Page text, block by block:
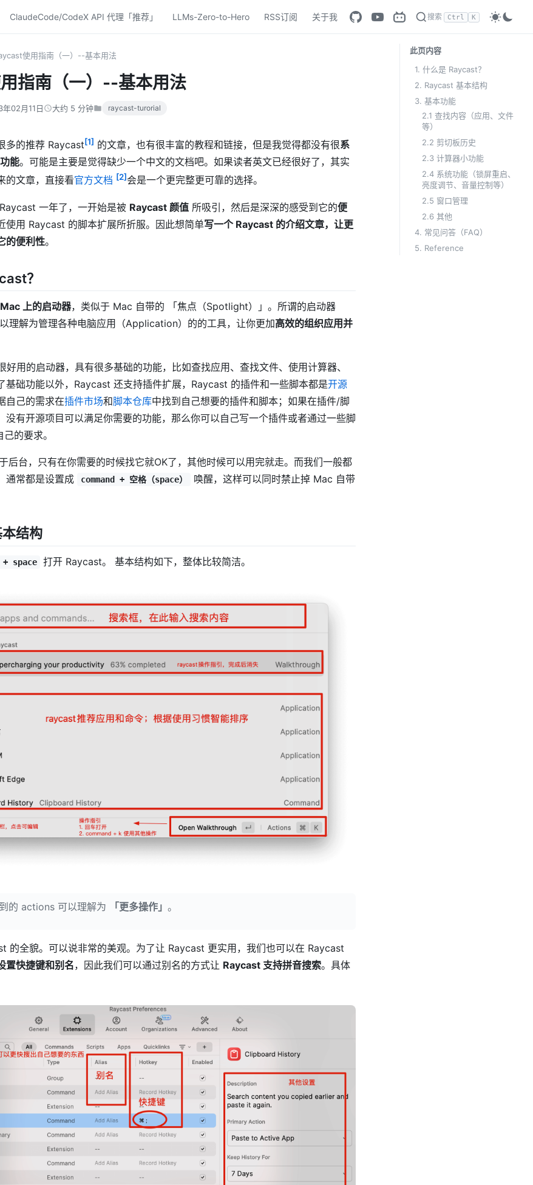
ClaudeCode/CodeX API 代理「推荐」 LLMs-Zero-to-Hero RSS订阅 关于我 搜索 Ctrl K
使用指南（一）--基本用法
指南（一）--基本用法
02月11日 大约 5 分钟 raycast-turorial
多的推荐 Raycast[1] 的文章，也有很丰富的教程和链接，但是我觉得都没有很系
能。可能是主要是觉得缺少一个中文的文档吧。如果读者英文已经很好了，其实
的文章，直接看官方文档 [2]会是一个更完整更可靠的选择。
一年了，一开始是被 Raycast 颜值 所吸引，然后是深深的感受到它的便
使用 Raycast 的脚本扩展所折服。因此想简单写一个 Raycast 的介绍文章，让更
的便利性。
？
Mac 上的启动器，类似于 Mac 自带的 「焦点（Spotlight）」。所谓的启动器
以理解为管理各种电脑应用（Application）的的工具，让你更加高效的组织应用并
好用的启动器，具有很多基础的功能，比如查找应用、查找文件、使用计算器、
基础功能以外，Raycast 还支持插件扩展，Raycast 的插件和一些脚本都是开源
自己的需求在插件市场和脚本仓库中找到自己想要的插件和脚本；如果在插件/脚
没有开源项目可以满足你需要的功能，那么你可以自己写一个插件或者通过一些脚
的要求。
后台，只有在你需要的时候找它就OK了，其他时候可以用完就走。而我们一般都
通常都是设置成
command + 空格（space）
唤醒，这样可以同时禁止掉 Mac 自带
结构
+ space 打开 Raycast。 基本结构如下，整体比较简洁。
的 actions 可以理解为 「更多操作」 。
的全貌。可以说非常的美观。为了让 Raycast 更实用，我们也可以在 Raycast
置快捷键和别名，因此我们可以通过别名的方式让 Raycast 支持拼音搜索。具体
此页内容
1. 什么是 Raycast？
2. Raycast 基本结构
3. 基本功能
2.1 查找内容（应用、文件
等）
2.2 剪切板历史
2.3 计算器小功能
2.4 系统功能（锁屏重启、
亮度调节、音量控制等）
2.5 窗口管理
2.6 其他
4. 常见问答（FAQ）
5. Reference